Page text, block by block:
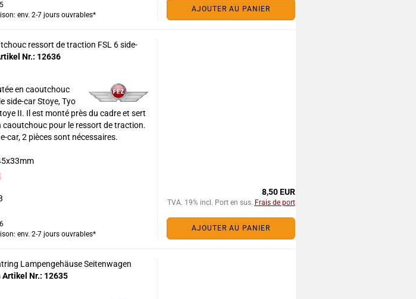
env. 2-7 jours ouvrables*
AJOUTER AU PANIER
ressort de traction FSL 6 side-
Nr.: 12636
en caoutchouc
side-car Stoye, Tyo
II. Il est monté près du cadre et sert
caoutchouc pour le ressort de traction.
car, 2 pièces sont nécessaires.
env. 2-7 jours ouvrables*
8,50 EUR
TVA. 19% incl. Port en sus. Frais de port
AJOUTER AU PANIER
Lampengehäuse Seitenwagen
Artikel Nr.: 12635